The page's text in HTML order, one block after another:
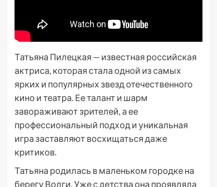
Татьяна Пилецкая — известная российская
актриса, которая стала одной из самых
ярких и популярных звезд отечественного
кино и театра. Ее талант и шарм
завораживают зрителей, а ее
профессиональный подход и уникальная
игра заставляют восхищаться даже
критиков.
Татьяна родилась в маленьком городке на
берегу Волги. Уже с детства она проявляла